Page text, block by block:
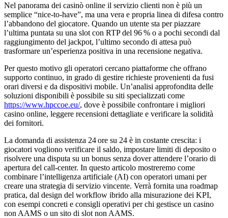
Nel panorama dei casinò online il servizio clienti non è più un
semplice “nice‑to‑have”, ma una vera e propria linea di difesa contro
l’abbandono del giocatore. Quando un utente sta per piazzare
l’ultima puntata su una slot con RTP del 96 % o a pochi secondi dal
raggiungimento del jackpot, l’ultimo secondo di attesa può
trasformare un’esperienza positiva in una recensione negativa.
Per questo motivo gli operatori cercano piattaforme che offrano
supporto continuo, in grado di gestire richieste provenienti da fusi
orari diversi e da dispositivi mobile. Un’analisi approfondita delle
soluzioni disponibili è possibile su siti specializzati come
https://www.hpccoe.eu/, dove è possibile confrontare i migliori
casino online, leggere recensioni dettagliate e verificare la solidità
dei fornitori.
La domanda di assistenza 24 ore su 24 è in costante crescita: i
giocatori vogliono verificare il saldo, impostare limiti di deposito o
risolvere una disputa su un bonus senza dover attendere l’orario di
apertura del call‑center. In questo articolo mostreremo come
combinare l’intelligenza artificiale (AI) con operatori umani per
creare una strategia di servizio vincente. Verrà fornita una roadmap
pratica, dal design del workflow ibrido alla misurazione dei KPI,
con esempi concreti e consigli operativi per chi gestisce un casino
non AAMS o un sito di slot non AAMS.